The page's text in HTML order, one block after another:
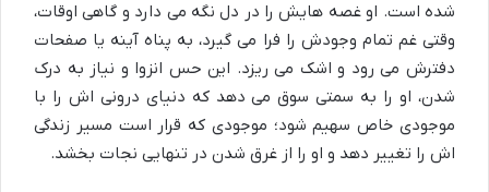
شده است. او غصه هایش را در دل نگه می دارد و گاهی اوقات،
وقتی غم تمام وجودش را فرا می گیرد، به پناه آینه یا صفحات
دفترش می رود و اشک می ریزد. این حس انزوا و نیاز به درک
شدن، او را به سمتی سوق می دهد که دنیای درونی اش را با
موجودی خاص سهیم شود؛ موجودی که قرار است مسیر زندگی
اش را تغییر دهد و او را از غرق شدن در تنهایی نجات بخشد.